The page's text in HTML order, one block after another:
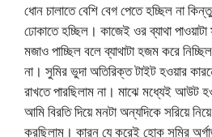
ধোন চালাতে বেশি বেগ পেতে হচ্ছিল না
ঢোকাতে হচ্ছিল। কাজেই ওর ব্যাথা
মজাও পাচ্ছিল বলে ব্যাথাটা হজম করে
না। সুমির ভুদা অতিরিক্ত টাইট হওয়ার
রাখতে পারছিলাম না। মাঝে মধ্যেই আউট
আমি বিরতি দিয়ে মনটা অন্যদিকে সরিয়ে
করছিলাম। কারন যে করেই হোক সুমির